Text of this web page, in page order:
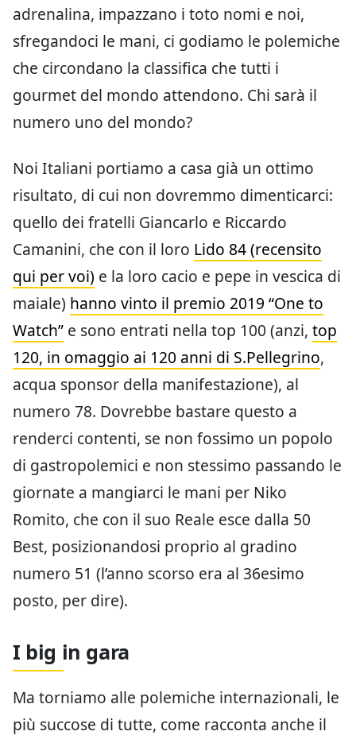
adrenalina, impazzano i toto nomi e noi,
sfregandoci le mani, ci godiamo le polemiche
che circondano la classifica che tutti i
gourmet del mondo attendono. Chi sarà il
numero uno del mondo?
Noi Italiani portiamo a casa già un ottimo
risultato, di cui non dovremmo dimenticarci:
quello dei fratelli Giancarlo e Riccardo
Camanini, che con il loro Lido 84 (recensito
qui per voi) e la loro cacio e pepe in vescica di
maiale) hanno vinto il premio 2019 “One to
Watch” e sono entrati nella top 100 (anzi, top
120, in omaggio ai 120 anni di S.Pellegrino,
acqua sponsor della manifestazione), al
numero 78. Dovrebbe bastare questo a
renderci contenti, se non fossimo un popolo
di gastropolemici e non stessimo passando le
giornate a mangiarci le mani per Niko
Romito, che con il suo Reale esce dalla 50
Best, posizionandosi proprio al gradino
numero 51 (l’anno scorso era al 36esimo
posto, per dire).
I big in gara
Ma torniamo alle polemiche internazionali, le
più succose di tutte, come racconta anche il